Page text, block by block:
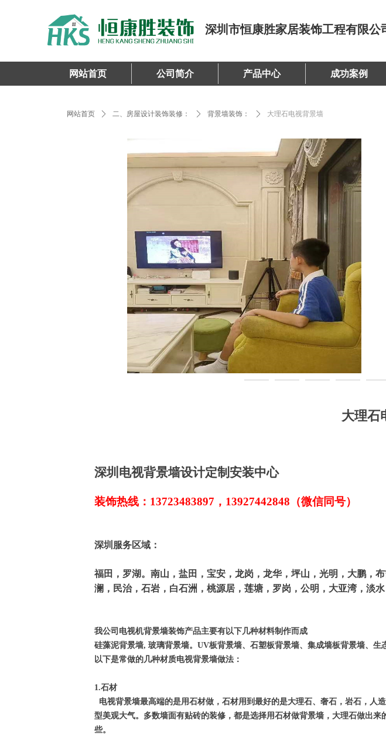
深圳市恒康胜家居装饰工程有限公
网站首页 公司简介 产品中心 成功案例
网站首页 ꄲ 二、房屋设计装饰装修： ꄲ 背景墙装饰： ꄲ 大理石电视背景墙
大理石
深圳电视背景墙设计定制安装中心
装饰热线：13723483897，13927442848（微信同号）
深圳服务区域：
福田，罗湖。南山，盐田，宝安，龙岗，龙华，坪山，光明，大鹏，
澜，民治，石岩，白石洲，桃源居，莲塘，罗岗，公明，大亚湾，淡
我公司电视机背景墙装饰产品主要有以下几种材料制作而成
硅藻泥背景墙, 玻璃背景墙。UV板背景墙、石塑板背景墙、集成墙板背景墙、生
以下是常做的几种材质电视背景墙做法：
1.石材
电视背景墙最高端的是用石材做，石材用到最好的是大理石、奢石，岩石，人
型美观大气。多数墙面有贴砖的装修，都是选择用石材做背景墙，大理石做出
些。